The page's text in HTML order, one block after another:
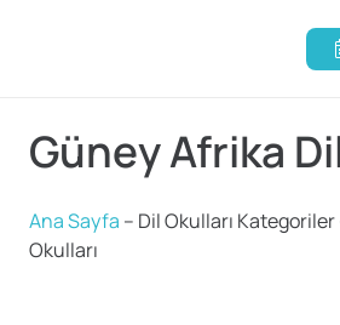
Güney Afrika
Ana Sayfa – Dil Okulları Kategoriler
Okulları